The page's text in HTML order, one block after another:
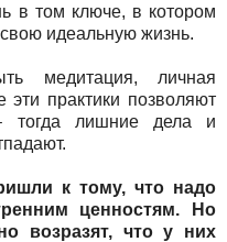
в том ключе, в котором
идеальную жизнь.
медитация, личная
эти практики позволяют
тогда лишние дела и
к тому, что надо
ценностям. Но
возразят, что у них